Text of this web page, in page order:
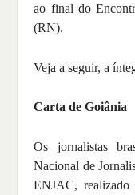
ao final do
(RN).
Veja a seguir, a
Carta de Goiânia
Os jornalistas
Nacional de
ENJAC,